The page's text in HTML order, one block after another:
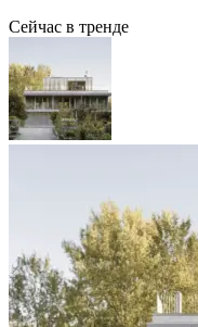
Сейчас в тренде